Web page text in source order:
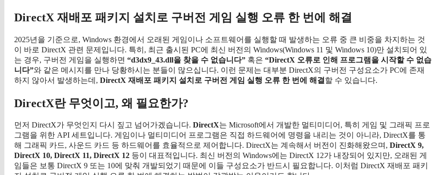
DirectX 재배포 패키지 설치로 구버전 게임 실행 오류 한 번에 해결
2025년을 기준으로, Windows 환경에서 오래된 게임이나 소프트웨어를 실행할 때 발생하는 오류 중 큰 비중을 차지하는 것
이 바로 DirectX 관련 문제입니다. 특히, 최근 출시된 PC에 최신 버전의 Windows(Windows 11 및 Windows 10)만 설치되어 있
는 경우, 구버전 게임을 실행하면 “d3dx9_43.dll을 찾을 수 없습니다” 혹은 “DirectX 오류로 인해 프로그램을 시작할 수 없습
니다”와 같은 메시지를 만나 당황하시는 분들이 많으십니다. 이런 문제는 대부분 DirectX의 구버전 구성요소가 PC에 존재
하지 않아서 발생하는데, DirectX 재배포 패키지 설치로 구버전 게임 실행 오류 한 번에 해결 할 수 있습니다.
DirectX란 무엇이고, 왜 필요한가?
먼저 DirectX가 무엇인지 다시 짚고 넘어가겠습니다. DirectX는 Microsoft에서 개발한 멀티미디어, 특히 게임 및 그래픽 프로
그램을 위한 API 세트입니다. 게임이나 멀티미디어 프로그램은 직접 하드웨어에 명령을 내리는 것이 아니라, DirectX를 통
해 그래픽 카드, 사운드 카드 등 하드웨어를 효율적으로 제어합니다. DirectX는 계속해서 버전이 진화해왔으며, DirectX 9,
DirectX 10, DirectX 11, DirectX 12 등이 대표적입니다. 최신 버전의 Windows에는 DirectX 12가 내장되어 있지만, 오래된 게
임들은 보통 DirectX 9 또는 10에 맞춰 개발되었기 때문에 이들 구성요소가 반드시 필요합니다. 이처럼 DirectX 재배포 패키